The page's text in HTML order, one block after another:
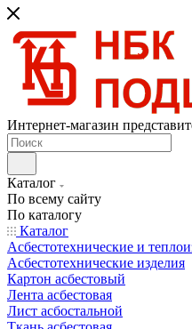
Интернет-магазин
Каталог
По всему сайту
По каталогу
Каталог
Асбестотехнические и
Асбестотехнические изделия
Картон асбестовый
Лента асбестовая
Лист асбостальной